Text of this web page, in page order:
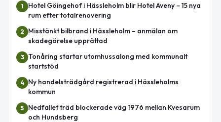
1
Hotel Göingehof i Hässleholm blir Hotel Aveny – 15 nya
rum efter totalrenovering
2
Misstänkt bilbrand i Hässleholm – anmälan om
skadegörelse upprättad
3
Tonåring startar utomhussalong med kommunalt
startstöd
4
Ny handelsträdgård registrerad i Hässleholms
kommun
5
Nedfallet träd blockerade väg 1976 mellan Kvesarum
och Hundsberg